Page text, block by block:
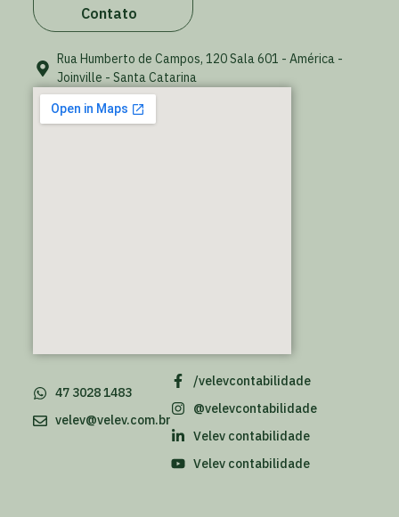
Contato
Rua Humberto de Campos, 120 Sala 601 - América -
Joinville - Santa Catarina
/velevcontabilidade
@velevcontabilidade
Velev contabilidade
Velev contabilidade
47 3028 1483
velev@velev.com.br